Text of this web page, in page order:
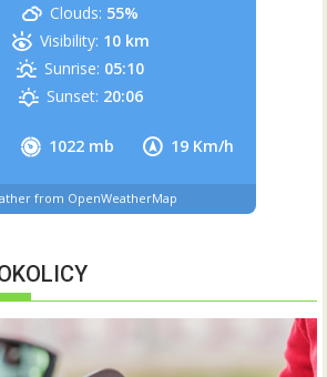
1022 mb 19 Km/h
Clouds: 55%
Visibility: 10 km
Sunrise: 05:10
Sunset: 20:06
from OpenWeatherMap